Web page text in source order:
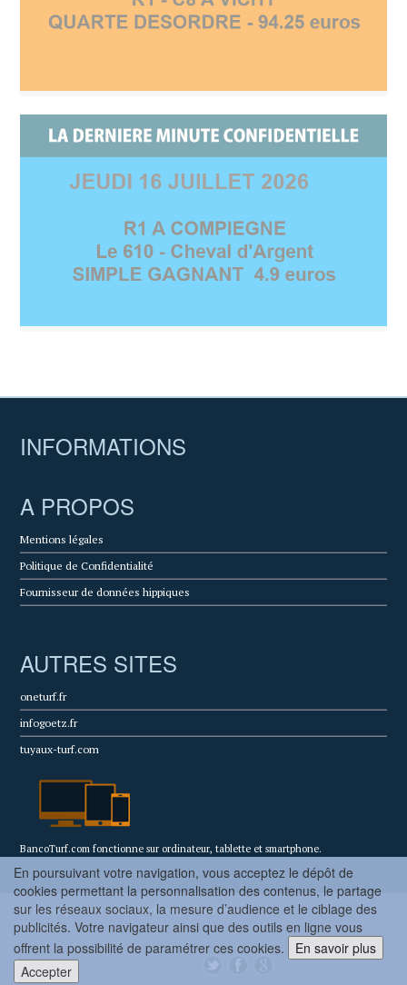
INFORMATIONS
A PROPOS
Mentions légales
Politique de Confidentialité
Fournisseur de données hippiques
AUTRES SITES
oneturf.fr
infogoetz.fr
tuyaux-turf.com
BancoTurf.com fonctionne sur ordinateur, tablette et smartphone.
© Copyright 2022 BancoTurf.com - Tous droits
réservés.
En poursuivant votre navigation, vous acceptez le dépôt de
cookies permettant la personnalisation des contenus, le partage
sur les réseaux sociaux, la mesure d’audience et le ciblage des
publicités. Votre navigateur ainsi que des outils en ligne vous
offrent la possibilité de paramétrer ces cookies.
En savoir plus
Accepter